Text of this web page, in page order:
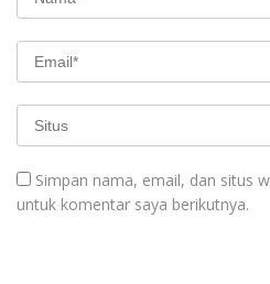
Simpan nama, email, dan situs
untuk komentar saya berikutnya.